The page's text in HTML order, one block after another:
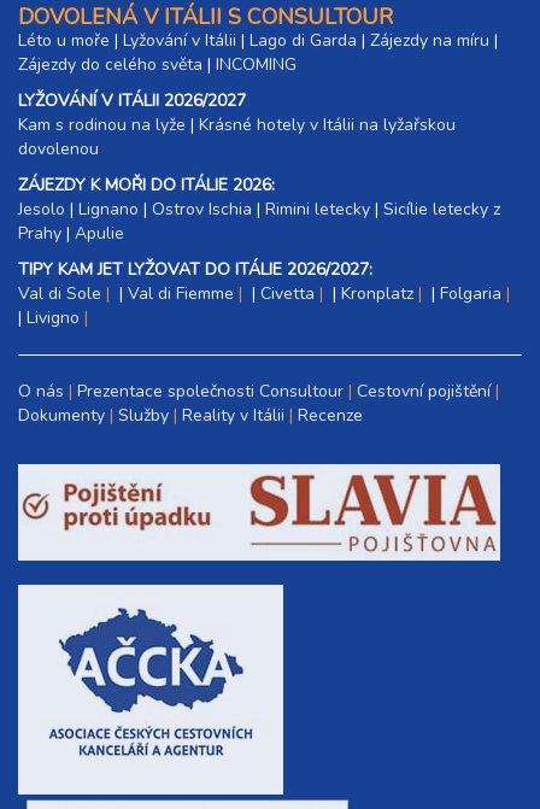
DOVOLENÁ V ITÁLII S CONSULTOUR
Léto u moře | Lyžování v Itálii | Lago di Garda | Zájezdy na míru |
Zájezdy do celého světa | INCOMING
LYŽOVÁNÍ V ITÁLII 2026/2027
Kam s rodinou na lyže |​ Krásné hotely v Itálii na lyžařskou
dovolenou
ZÁJEZDY K MOŘI DO ITÁLIE 2026:
Jesolo | Lignano | Ostrov Ischia | Rimini letecky | Sicílie letecky z
Prahy | Apulie
TIPY KAM JET LYŽOVAT DO ITÁLIE 2026/2027:
Val di Sole
| Val di Fiemme | Civetta | Kronplatz | Folgaria
| Livigno
O nás Prezentace společnosti Consultour Cestovní pojištění
Dokumenty Služby Reality v Itálii Recenze